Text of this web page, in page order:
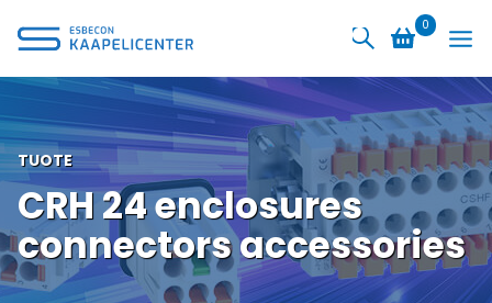
sisältöön
0
TUOTE
CRH 24 enclosures
connectors accessories